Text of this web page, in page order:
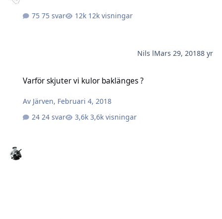
75 svar 12k visningar
Nils lMars 29, 20188 yr
Varför skjuter vi kulor baklänges ?
Av Järven, Februari 4, 2018
24 svar
3,6k visningar